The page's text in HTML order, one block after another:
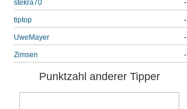
stekra70 -
tiptop -
UweMayer -
Zimsen -
Punktzahl anderer Tipper